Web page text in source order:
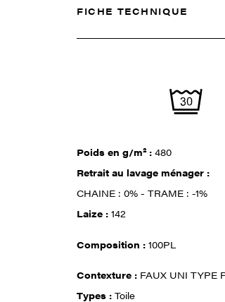
FICHE TECHNIQUE
Poids en g/m² :480
Retrait au lavage ménager :
CHAINE : 0% - TRAME : -1%
Laize :142
Composition :100PL
Contexture : FAUX UNI TYPE
Types :Toile